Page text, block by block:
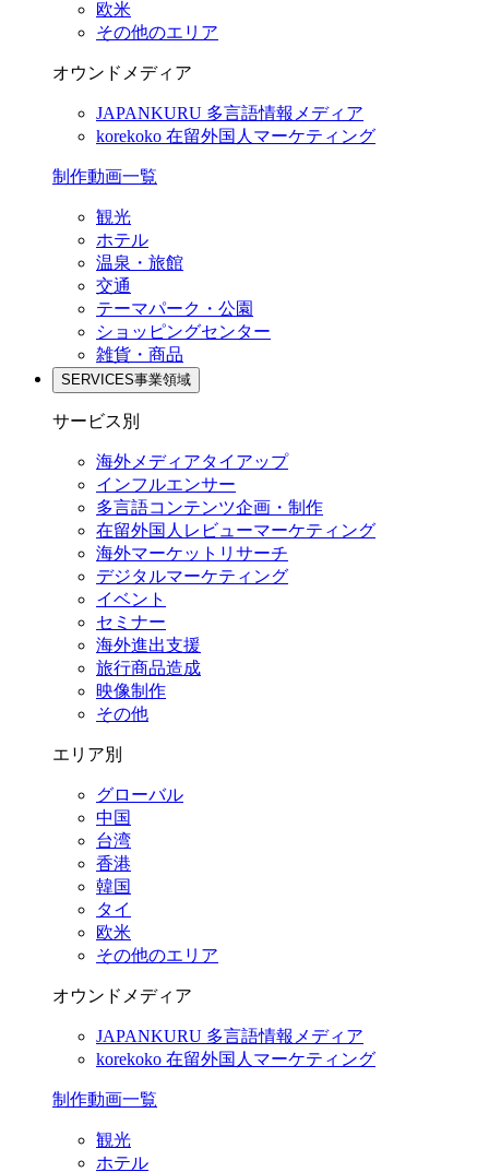
欧米
その他のエリア
オウンドメディア
JAPANKURU 多言語情報メディア
korekoko 在留外国人マーケティング
制作動画一覧
観光
ホテル
温泉・旅館
交通
テーマパーク・公園
ショッピングセンター
雑貨・商品
SERVICES事業領域
サービス別
海外メディアタイアップ
インフルエンサー
多言語コンテンツ企画・制作
在留外国⼈レビューマーケティング
海外マーケットリサーチ
デジタルマーケティング
イベント
セミナー
海外進出支援
旅行商品造成
映像制作
その他
エリア別
グローバル
中国
台湾
香港
韓国
タイ
欧米
その他のエリア
オウンドメディア
JAPANKURU 多言語情報メディア
korekoko 在留外国人マーケティング
制作動画一覧
観光
ホテル